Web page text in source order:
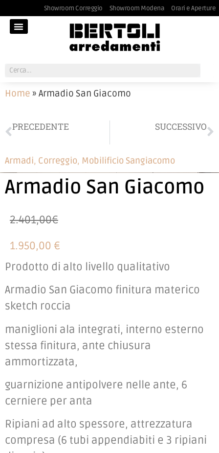
Showroom Correggio Showroom Modena Orari e Aperture
Home » Armadio San Giacomo
PRECEDENTE SUCCESSIVO
Armadi, Correggio, Mobilificio Sangiacomo
Armadio San Giacomo
2.401,00€
1.950,00 €
Prodotto di alto livello qualitativo
Armadio San Giacomo finitura materico
sketch roccia
maniglioni ala integrati, interno esterno
stessa finitura, ante chiusura
ammortizzata,
guarnizione antipolvere nelle ante, 6
cerniere per anta
Ripiani ad alto spessore, attrezzatura
compresa (6 tubi appendiabiti e 3 ripiani